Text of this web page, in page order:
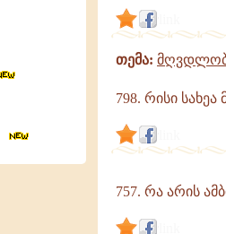
თემა:
798. რისი
757. რა არის